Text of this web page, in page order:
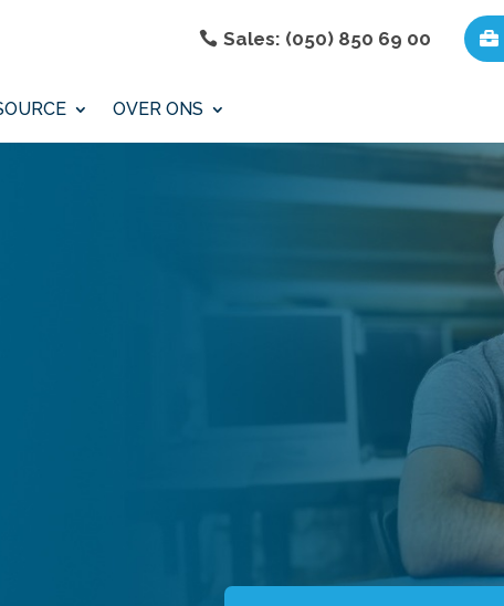
Sales: (050) 850 69 00
OVER ONS